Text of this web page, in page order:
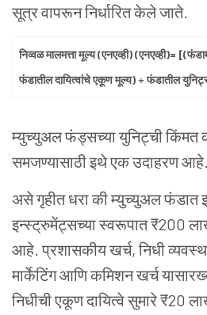
सूत्र वापरून निर्धारित केले जाते.
निव्वळ मालमत्ता मूल्य (एनएव्ही) (एनएव्ही)=
फंडातील दायित्वांचे एकूण मूल्य) ÷ फंडातील
म्युच्युअल फंड्सच्या युनिट्ची किंमत
समजण्यासाठी इथे एक उदाहरण आहे.
असे गृहीत धरा की म्युच्युअल फंडात
इन्स्ट्रुमेंट्सच्या स्वरूपात ₹200
आहे. प्रशासकीय खर्च, निधी
मार्केटिंग आणि कमिशन खर्च
निधीची एकूण दायित्वे सुमारे ₹20